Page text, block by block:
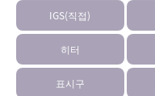
IGS(직접)
히터
표시구